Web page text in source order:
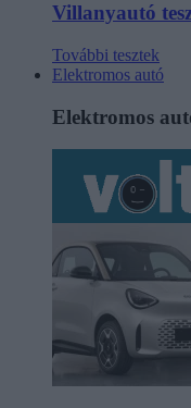
Villanyautó
További tesztek
Elektromos autó
Elektromos